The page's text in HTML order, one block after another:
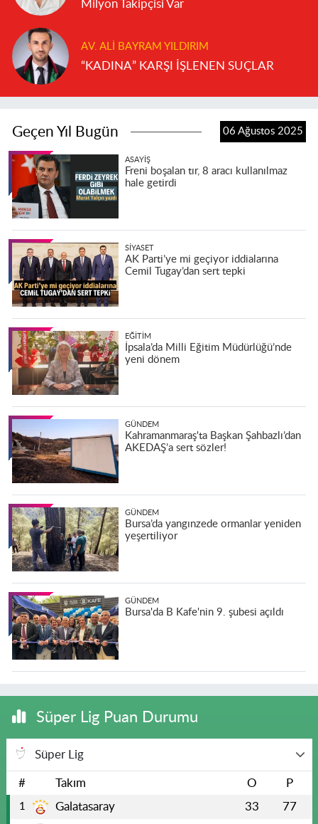
Milyon Takipçisi Var
AV. ALI BAYRAM YILDIRIM
“KADINA” KARŞI İŞLENEN SUÇLAR
Geçen Yıl Bugün 06 Ağustos 2025
ASAYIŞ
Freni boşalan tır, 8 aracı kullanılmaz
hale getirdi
SIYASET
AK Parti’ye mi geçiyor iddialarına
Cemil Tugay’dan sert tepki
EĞITIM
İpsala’da Milli Eğitim Müdürlüğü’nde
yeni dönem
GÜNDEM
Kahramanmaraş'ta Başkan Şahbazlı’dan
AKEDAŞ’a sert sözler!
GÜNDEM
Bursa’da yangınzede ormanlar yeniden
yeşertiliyor
GÜNDEM
Bursa'da B Kafe'nin 9. şubesi açıldı
Süper Lig Puan Durumu
Süper Lig
# Takım O P
1 Galatasaray 33 77